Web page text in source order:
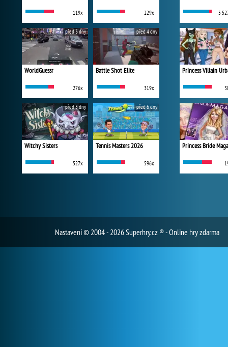
119x 229x
WorldGuessr
276x
před 3 dny
Battle Shot Elite
319x
před 4 dny
Witchy Sisters
527x
před 5 dny
Tennis Masters 2026
596x
před 6 dny
5
Princess Bride
Nastavení© 2004 - 2026 Superhry.cz ® - Online hry zdarma